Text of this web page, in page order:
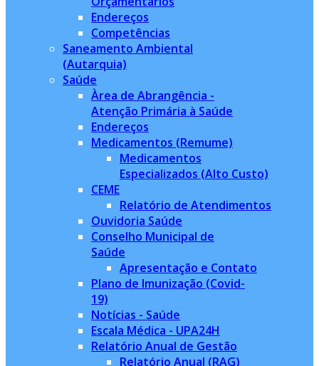
Endereços
Competências
Saneamento Ambiental
(Autarquia)
Saúde
Àrea de Abrangência -
Atenção Primária à Saúde
Endereços
Medicamentos (Remume)
Medicamentos
Especializados (Alto Custo)
CEME
Relatório de Atendimentos
Ouvidoria Saúde
Conselho Municipal de
Saúde
Apresentação e Contato
Plano de Imunização (Covid-
19)
Notícias - Saúde
Escala Médica - UPA24H
Relatório Anual de Gestão
Relatório Anual (RAG)